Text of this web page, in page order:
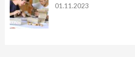
01.11.2023